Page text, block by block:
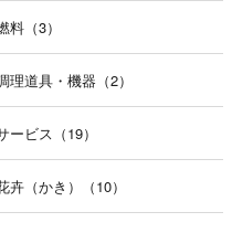
料（3）
理道具・機器（2）
ービス（19）
卉（かき）（10）